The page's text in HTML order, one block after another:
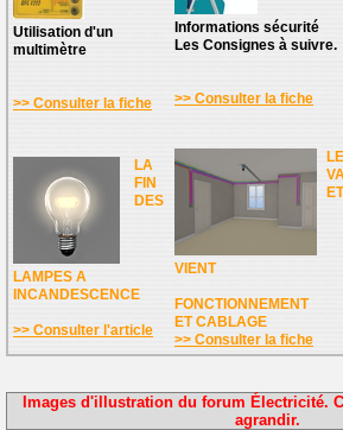
Utilisation d'un
multimètre
>> Consulter la fiche
Informations sécurité
Les Consignes à suivre.
>> Consulter la fiche
LA
FIN
DES
LAMPES A
INCANDESCENCE
>> Consulter l'article
LE
ET
VIENT
FONCTIONNEMENT
ET CABLAGE
>> Consulter la fiche
Images d'illustration du forum Électricité.
agrandir.